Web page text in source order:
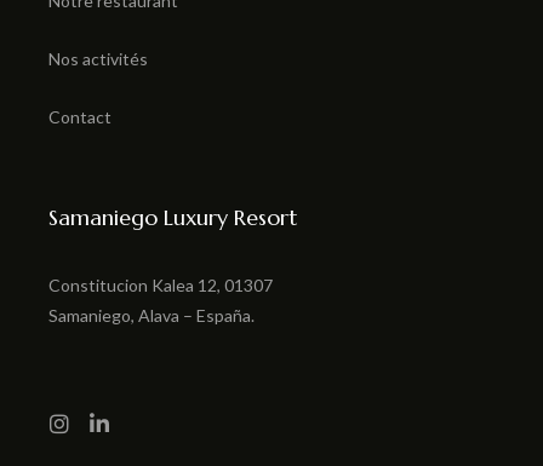
Nos activités
Contact
Samaniego Luxury Resort
Constitucion Kalea 12, 01307
Samaniego, Alava – España.